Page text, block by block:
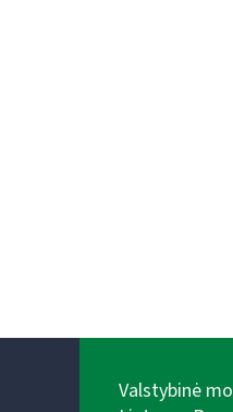
Valstybinė